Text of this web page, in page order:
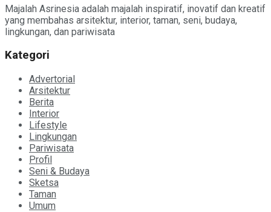
Majalah Asrinesia adalah majalah inspiratif, inovatif dan kreatif
yang membahas arsitektur, interior, taman, seni, budaya,
lingkungan, dan pariwisata
Kategori
Advertorial
Arsitektur
Berita
Interior
Lifestyle
Lingkungan
Pariwisata
Profil
Seni & Budaya
Sketsa
Taman
Umum